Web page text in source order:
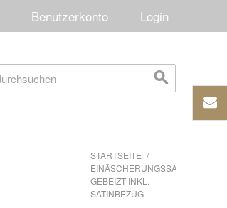
Benutzerkonto Login
STARTSEITE /
EINÄSCHERUNGSSARG
GEBEIZT INKL.
SATINBEZUG